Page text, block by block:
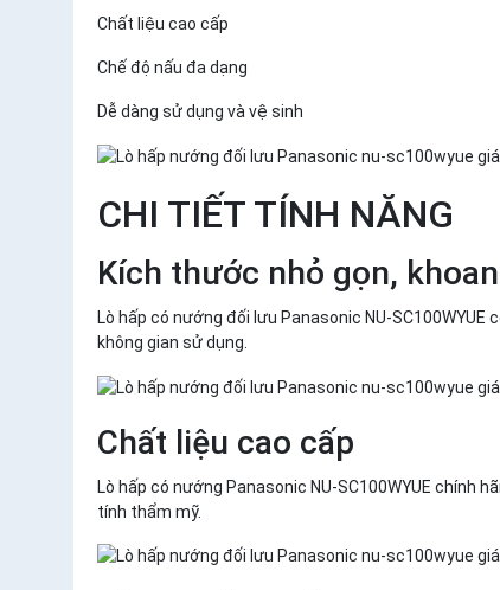
Chất liệu cao cấp
Chế độ nấu đa dạng
Dễ dàng sử dụng và vệ sinh
CHI TIẾT TÍNH NĂNG
Kích thước nhỏ gọn,
Lò hấp có nướng đối lưu Panasonic NU-
không gian sử dụng.
Chất liệu cao cấp
Lò hấp có nướng Panasonic NU-SC100WYUE chính
tính thẩm mỹ.